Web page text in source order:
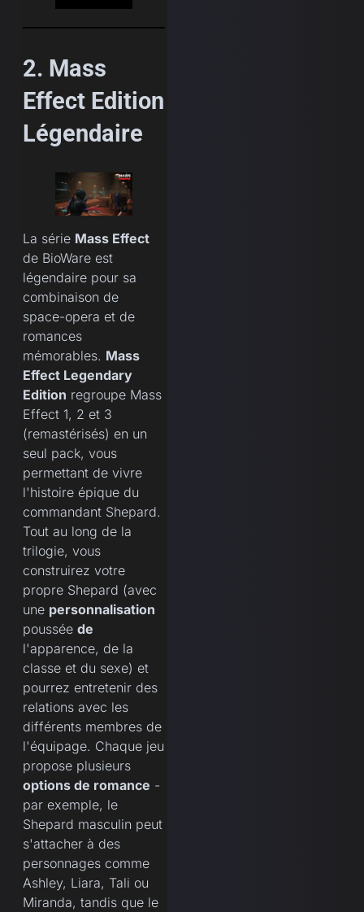
2. Mass
Effect Edition
Légendaire
La série Mass Effect
de BioWare est
légendaire pour sa
combinaison de
space-opera et de
romances
mémorables. Mass
Effect Legendary
Edition regroupe Mass
Effect 1, 2 et 3
(remastérisés) en un
seul pack, vous
permettant de vivre
l'histoire épique du
commandant Shepard.
Tout au long de la
trilogie, vous
construirez votre
propre Shepard (avec
une personnalisation
pousséede
l'apparence, de la
classe et du sexe) et
pourrez entretenir des
relations avec les
différents membres de
l'équipage. Chaque jeu
propose plusieurs
options de romance -
par exemple, le
Shepard masculin peut
s'attacher à des
personnages comme
Ashley, Liara, Tali ou
Miranda, tandis que le